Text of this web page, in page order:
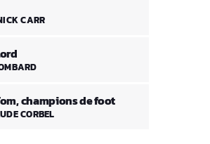
champions de foot
CORBEL
CARR